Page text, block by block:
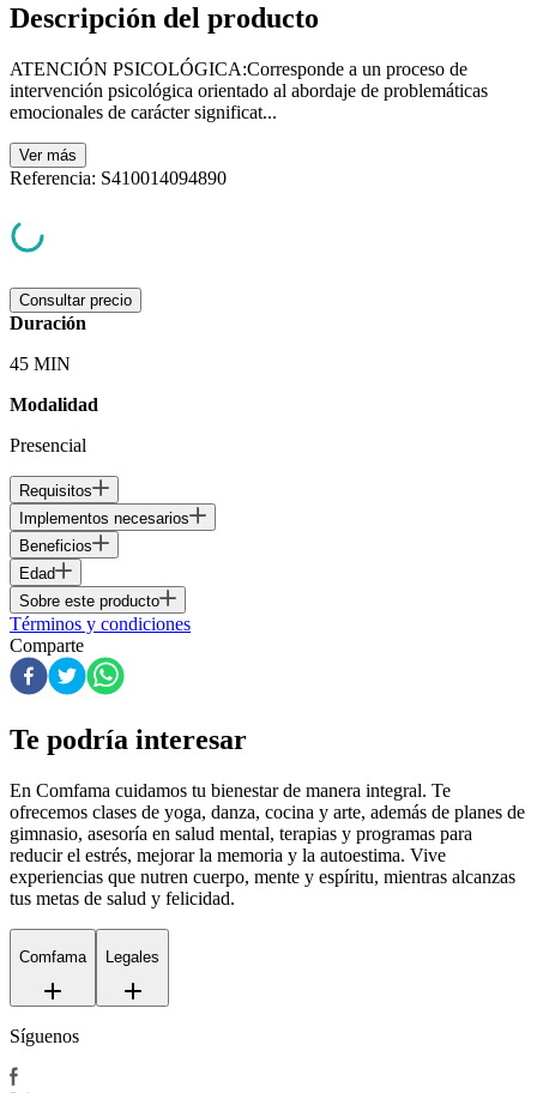
Descripción del producto
ATENCIÓN PSICOLÓGICA:Corresponde a un proceso de
intervención psicológica orientado al abordaje de problemáticas
emocionales de carácter significat...
Ver más
Referencia: S410014094890
Consultar precio
Duración
45 MIN
Modalidad
Presencial
Requisitos
Implementos necesarios
Beneficios
Edad
Sobre este producto
Términos y condiciones
Comparte
Te podría interesar
En Comfama cuidamos tu bienestar de manera integral. Te
ofrecemos clases de yoga, danza, cocina y arte, además de planes de
gimnasio, asesoría en salud mental, terapias y programas para
reducir el estrés, mejorar la memoria y la autoestima. Vive
experiencias que nutren cuerpo, mente y espíritu, mientras alcanzas
tus metas de salud y felicidad.
Comfama Legales
Síguenos